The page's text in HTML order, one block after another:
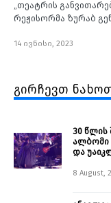
„თეატრის
რეჟისორმა ზურაბ
14 ივნისი, 2023
გირჩევთ
30 წლის
ალბომი
და
8 August,